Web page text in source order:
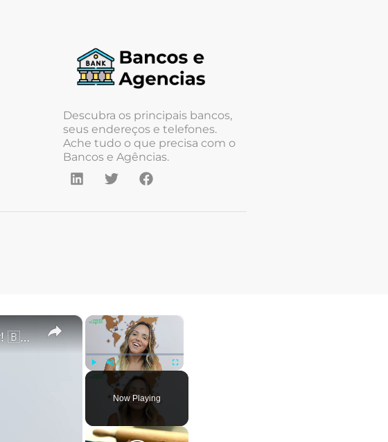
Descubra os principais bancos,
seus endereços e telefones.
Ache tudo o que precisa com o
Bancos e Agências.
×
Unmute Fullscreen
Now Playing
×
5 Destinos Baratos no Brasil Para Conhecer e Amar! 🇧🇷✨